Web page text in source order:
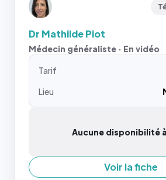
Dr Mathilde Piot
Médecin généraliste · En vidéo
Tarif
Lieu
Aucune disponibilité
Voir la fiche